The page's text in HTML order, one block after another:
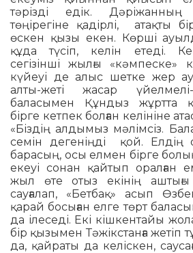
тәрізді едік.
төңірегіне қадірлі, атақты
өскен қызы екен. Көрші
құда түсіп, келін етеді.
сегізінші жылғы «кәмпеске»
күйеуі де алыс шетке жер
алты-жеті жасар
баласымен Құндыз жұртта
бірге кетпек болған келініне
«Біздің алдымыз мәлімсіз.
семін дегеніңді қой. Елдің
барасың, осы елмен бірге
екеуі сонан қай­тып орал­ған
жыл өте отыз екі­нің
сауғалап, «Бетбақ» асып
қарай босыған елге төрт
да ілеседі. Екі кіш­кен­тайы
бір қызымен Тәжікстанға жетіп
да, қайраты да келіскен,